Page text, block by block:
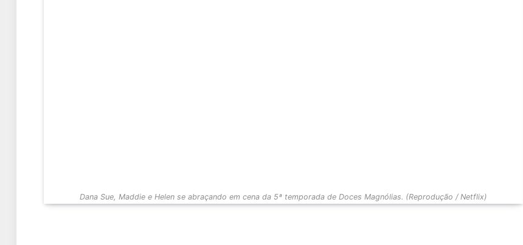
Dana Sue, Maddie e Helen se abraçando em cena da 5ª temporada de Doces Magnólias. (Reprodução / Netflix)